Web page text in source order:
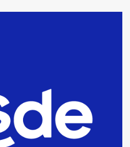
por
de drogas en la
se vendió el edificio de
la planta Industrial del